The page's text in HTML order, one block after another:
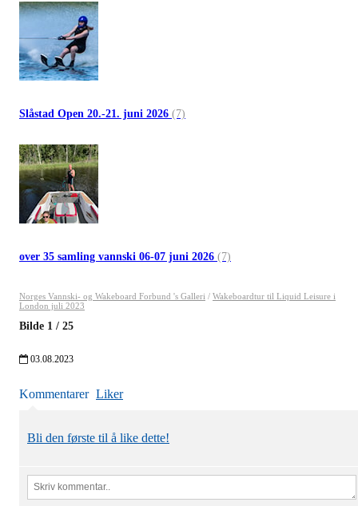
Slåstad Open 20.-21. juni 2026 (7)
over 35 samling vannski 06-07 juni 2026 (7)
Norges Vannski- og Wakeboard Forbund 's Galleri / Wakeboardtur til Liquid Leisure i
London juli 2023
Bilde 1 / 25
03.08.2023
Kommentarer Liker
Bli den første til å like dette!